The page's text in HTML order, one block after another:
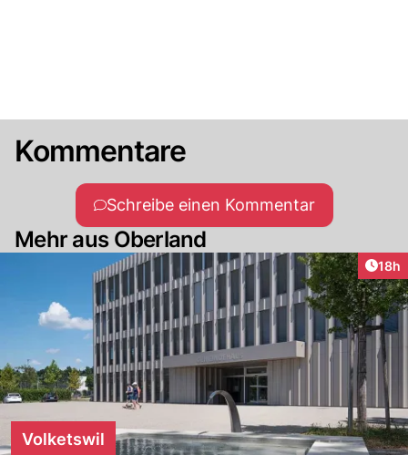
Kommentare
Schreibe einen Kommentar
Mehr aus Oberland
18h
Volketswil